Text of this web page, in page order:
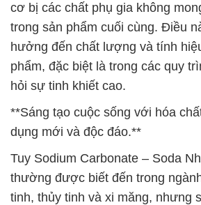
cơ bị các chất phụ gia không
trong sản phẩm cuối cùng. Điều
hưởng đến chất lượng và tính
phẩm, đặc biệt là trong các quy
hỏi sự tinh khiết cao.
**Sáng tạo cuộc sống với hóa
dụng mới và độc đáo.**
Tuy Sodium Carbonate – Soda
thường được biết đến trong
tinh, thủy tinh và xi măng, nhưng